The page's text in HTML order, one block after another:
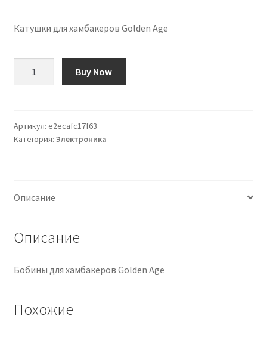
Катушки для хамбакеров Golden Age
Humbucker
Golden
Buy Now
Артикул: e2ecafc17f63
Категория: Электроника
Описание
Описание
Бобины для хамбакеров Golden Age
Похожие